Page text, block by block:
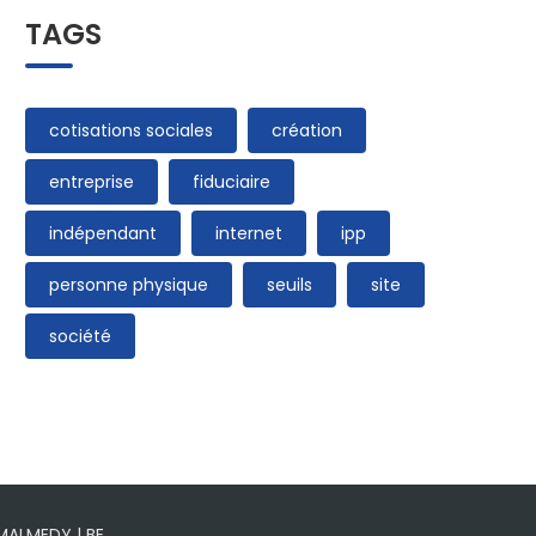
TAGS
cotisations sociales création
entreprise fiduciaire
indépendant internet ipp
personne physique seuils site
société